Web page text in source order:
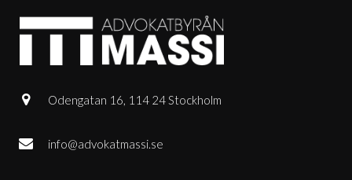
Odengatan 16, 114 24 Stockholm
info@advokatmassi.se